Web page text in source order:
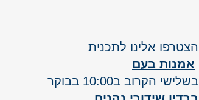
הצטרפו אלינו לתכנית
אמנות בעם
בשלישי הקרוב ב10:00 בבוקר